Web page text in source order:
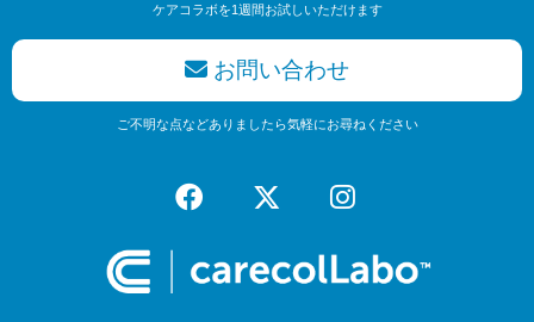
ケアコラボを1週間お試しいただけます
お問い合わせ
ご不明な点などありましたら気軽にお尋ねください